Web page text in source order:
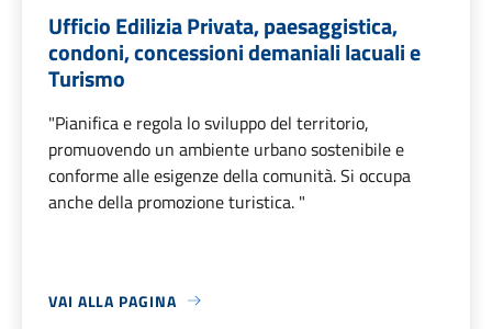
Ufficio Edilizia Privata, paesaggistica,
condoni, concessioni demaniali lacuali e
Turismo
"Pianifica e regola lo sviluppo del territorio,
promuovendo un ambiente urbano sostenibile e
conforme alle esigenze della comunità. Si occupa
anche della promozione turistica. "
VAI ALLA PAGINA